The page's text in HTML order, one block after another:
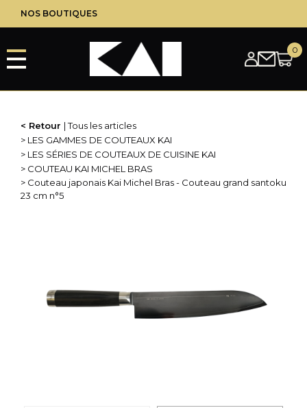
principal
NOS BOUTIQUES
Retour
Tous les articles
LES GAMMES DE COUTEAUX KAI
LES SÉRIES DE COUTEAUX DE CUISINE KAI
COUTEAU KAI MICHEL BRAS
Couteau japonais Kai Michel Bras - Couteau grand santoku
23 cm n°5